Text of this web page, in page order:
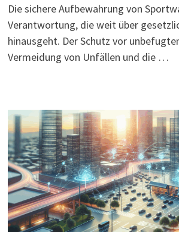
Die sichere Aufbewahrung von
Verantwortung, die weit über
hinausgeht. Der Schutz vor
Vermeidung von Unfällen und die …